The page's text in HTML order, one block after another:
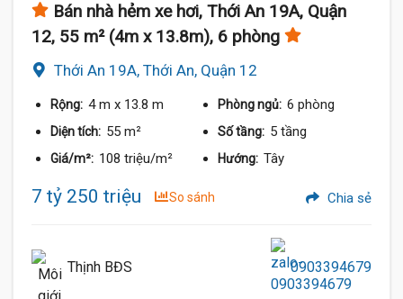
Bán nhà hẻm xe hơi, Thới An 19A, Quận
12, 55 m² (4m x 13.8m), 6 phòng
Thới An 19A, Thới An, Quận 12
Rộng: 4 m x 13.8 m Phòng ngủ: 6 phòng
Diện tích: 55 m² Số tầng: 5 tầng
Giá/m²: 108 triệu/m² Hướng: Tây
7 tỷ 250 triệu So sánh Chia sẻ
Thịnh BĐS 0903394679